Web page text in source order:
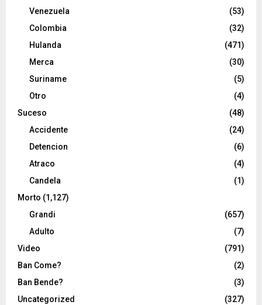
Venezuela
(53)
Colombia
(32)
Hulanda
(471)
Merca
(30)
Suriname
(5)
Otro
(4)
Suceso
(48)
Accidente
(24)
Detencion
(6)
Atraco
(4)
Candela
(1)
Morto (1,127)
Grandi
(657)
Adulto
(7)
Video
(791)
Ban Come?
(2)
Ban Bende?
(3)
Uncategorized
(327)